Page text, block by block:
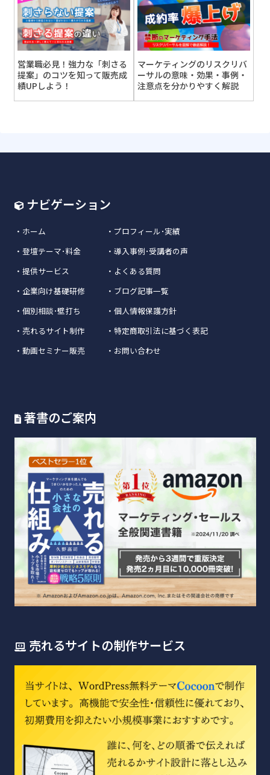
営業職必見！強力な「刺さる
提案」のコツを知って販売成
績UPしよう！
マーケティングのリスクリバ
ーサルの意味・効果・事例・
注意点を分かりやすく解説
ナビゲーション
・ ホーム
・ 登壇テーマ･料金
・ 提供サービス
・ 企業向け基礎研修
・ 個別相談･壁打ち
・ 売れるサイト制作
・ 動画セミナー販売
・ プロフィール･実績
・ 導入事例･受講者の声
・ よくある質問
・ ブログ記事一覧
・ 個人情報保護方針
・ 特定商取引法に基づく表記
・ お問い合わせ
著書のご案内
売れるサイトの制作サービス